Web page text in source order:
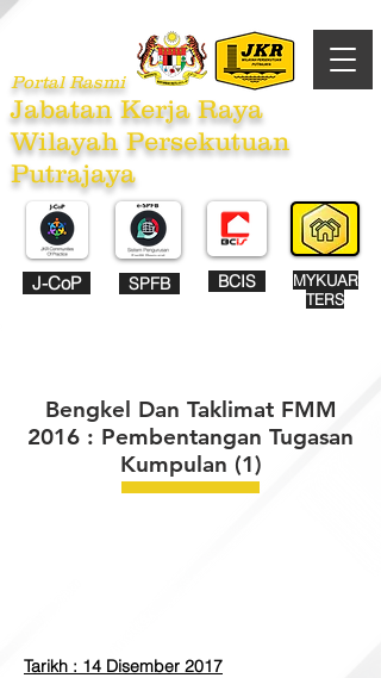
Portal Rasmi
Jabatan Kerja Raya
Wilayah Persekutuan
Putrajaya
J-CoP
MYKUAR
TERS
SPFB BCIS
Bengkel Dan Taklimat FMM
2016 : Pembentangan Tugasan
Kumpulan (1)
Tarikh : 14 Disember 2017